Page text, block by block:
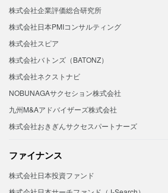
株式会社企業評価総合研究所
株式会社日本PMIコンサルティング
株式会社スピア
株式会社バトンズ（BATONZ）
株式会社ネクストナビ
NOBUNAGAサクセション株式会社
九州M&Aアドバイザーズ株式会社
株式会社おきぎんサクセスパートナーズ
ファイナンス
株式会社日本投資ファンド